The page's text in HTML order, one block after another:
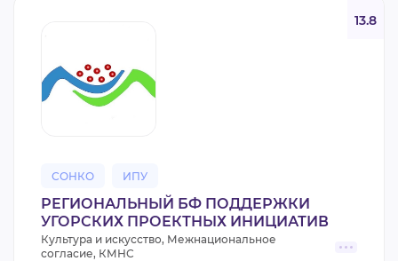
СОНКО ИПУ
13.8
РЕГИОНАЛЬНЫЙ БФ ПОДДЕРЖКИ
УГОРСКИХ ПРОЕКТНЫХ ИНИЦИАТИВ
Культура и искусство, Межнациональное
согласие, КМНС